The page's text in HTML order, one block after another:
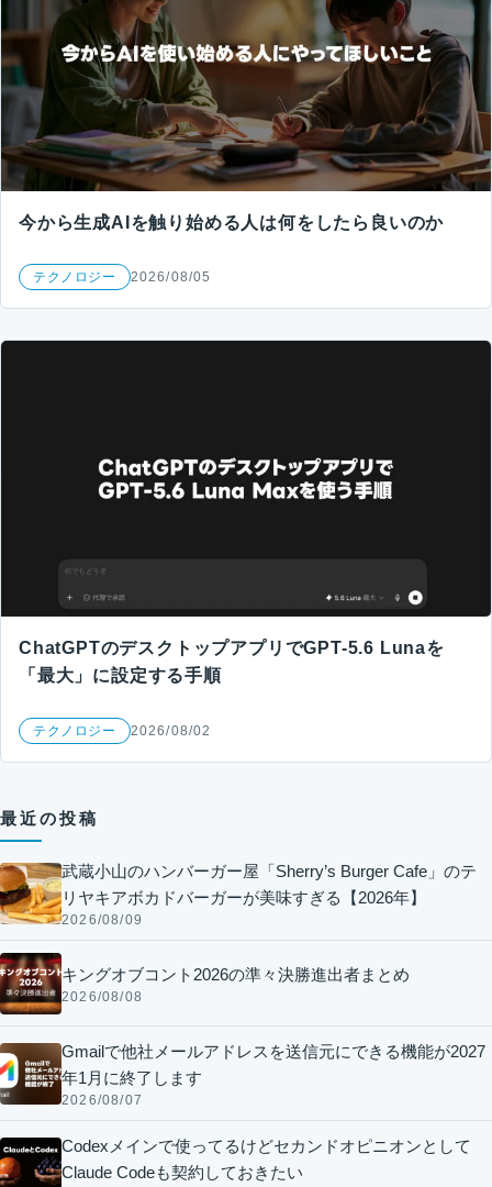
今から生成AIを触り始める人は何をしたら良いのか
テクノロジー 2026/08/05
ChatGPTのデスクトップアプリでGPT-5.6 Lunaを
「最大」に設定する手順
テクノロジー 2026/08/02
最近の投稿
武蔵小山のハンバーガー屋「Sherry’s Burger Cafe」のテ
リヤキアボカドバーガーが美味すぎる【2026年】
2026/08/09
キングオブコント2026の準々決勝進出者まとめ
2026/08/08
Gmailで他社メールアドレスを送信元にできる機能が2027
年1月に終了します
2026/08/07
Codexメインで使ってるけどセカンドオピニオンとして
Claude Codeも契約しておきたい